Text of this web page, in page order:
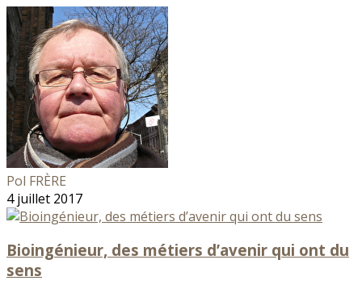
Pol FRÈRE
4 juillet 2017
Bioingénieur, des métiers d’avenir qui ont du
sens